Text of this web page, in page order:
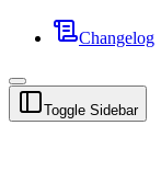
Changelog
Toggle Sidebar